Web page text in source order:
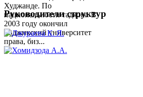
Худжанде. По
национальности таджик. В
2003 году окончил
Таджикский университет
права, биз...
Руководители структур